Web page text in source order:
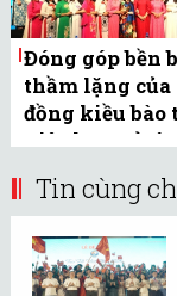
Đóng góp bền
thầm lặng của
đồng kiều bào
việc lan toả
Tin cùng